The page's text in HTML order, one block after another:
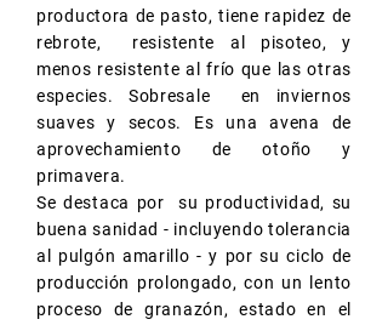
productora de pasto, tiene rapidez de
rebrote, resistente al pisoteo, y
menos resistente al frío que las otras
especies. Sobresale en inviernos
suaves y secos. Es una avena de
aprovechamiento de otoño y
primavera.
Se destaca por su productividad, su
buena sanidad - incluyendo tolerancia
al pulgón amarillo - y por su ciclo de
producción prolongado, con un lento
proceso de granazón, estado en el